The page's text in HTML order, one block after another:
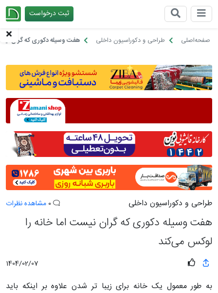
ثبت درخواست
صفحه‌اصلی طراحی و دکوراسیون داخلی هفت وسیله دکوری که گران
طراحی و دکوراسیون داخلی مشاهده نظرات
هفت وسیله دکوری که گران نیست اما خانه را
لوکس می‌کند
1404/02/07
به طور معمول یک خانه برای زیبا تر شدن علاوه بر اینکه باید